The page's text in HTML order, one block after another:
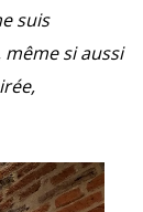
suis
si aussi